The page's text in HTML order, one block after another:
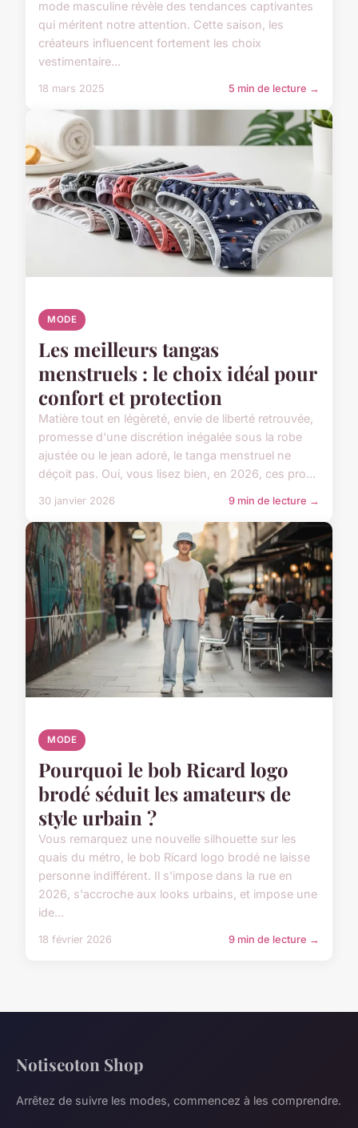
mode masculine révèle des tendances captivantes
qui méritent notre attention. Cette saison, les
créateurs influencent fortement les choix
vestimentaire...
18 mars 2025 5 min de lecture →
MODE
Les meilleurs tangas
menstruels : le choix idéal pour
confort et protection
Matière tout en légèreté, envie de liberté retrouvée,
promesse d'une discrétion inégalée sous la robe
ajustée ou le jean adoré, le tanga menstruel ne
déçoit pas. Oui, vous lisez bien, en 2026, ces pro...
30 janvier 2026 9 min de lecture →
MODE
Pourquoi le bob Ricard logo
brodé séduit les amateurs de
style urbain ?
Vous remarquez une nouvelle silhouette sur les
quais du métro, le bob Ricard logo brodé ne laisse
personne indifférent. Il s'impose dans la rue en
2026, s'accroche aux looks urbains, et impose une
ide...
18 février 2026 9 min de lecture →
Notiseoton Shop
Arrêtez de suivre les modes, commencez à les comprendre.